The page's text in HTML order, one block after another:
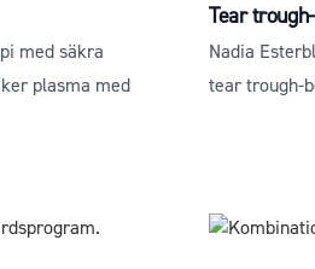
med säkra
plasma med
Tear
Nadia
tear trough-